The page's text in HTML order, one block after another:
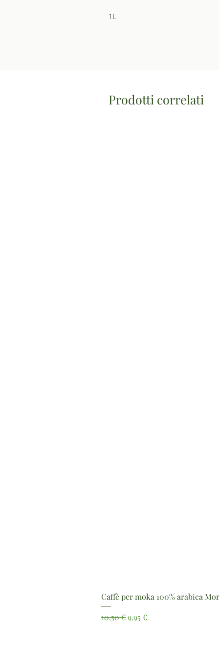
1L
Prodotti correlati
Caffè per moka 100% arabica
Prezzo regolare
10,50 €Prezzo scontato
9,95 €